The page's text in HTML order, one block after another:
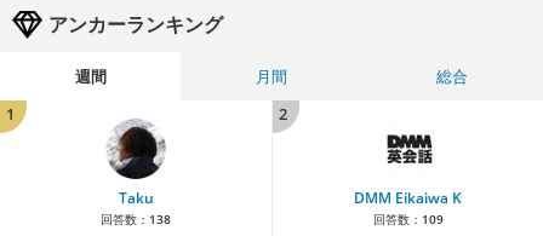
アンカーランキング
週間 月間
総合
1
Taku
回答数： 138
2
DMM Eikaiwa K
回答数： 109